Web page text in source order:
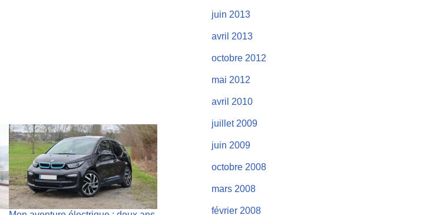
juin 2013
avril 2013
octobre 2012
mai 2012
avril 2010
juillet 2009
juin 2009
octobre 2008
mars 2008
février 2008